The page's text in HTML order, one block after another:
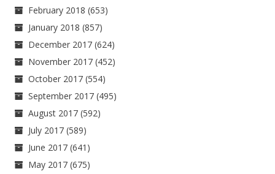
February 2018 (653)
January 2018 (857)
December 2017 (624)
November 2017 (452)
October 2017 (554)
September 2017 (495)
August 2017 (592)
July 2017 (589)
June 2017 (641)
May 2017 (675)